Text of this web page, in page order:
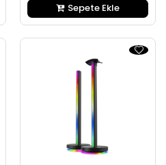
Sepete Ekle